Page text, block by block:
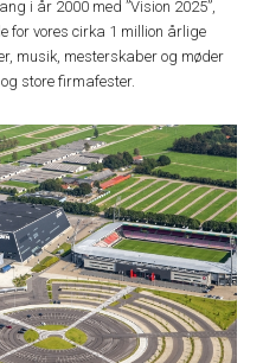
i år 2000 med ”Vision 2025”,
for vores cirka 1 million årlige
musik, mesterskaber og møder
store firmafester.